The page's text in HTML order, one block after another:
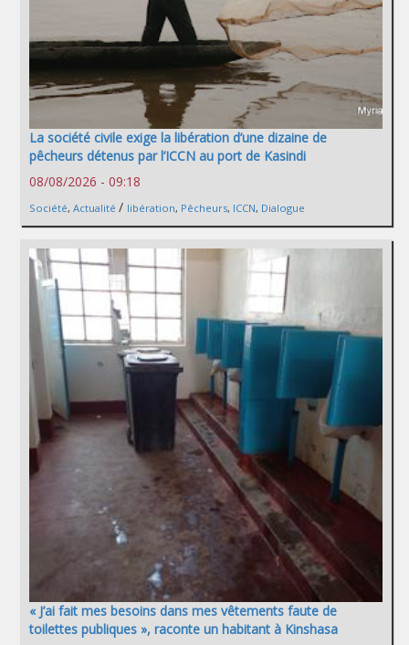
La société civile exige la libération d’une dizaine de
pêcheurs détenus par l’ICCN au port de Kasindi
08/08/2026 - 09:18
Société, Actualité / libération, Pêcheurs, ICCN, Dialogue
« J’ai fait mes besoins dans mes vêtements faute de
toilettes publiques », raconte un habitant à Kinshasa